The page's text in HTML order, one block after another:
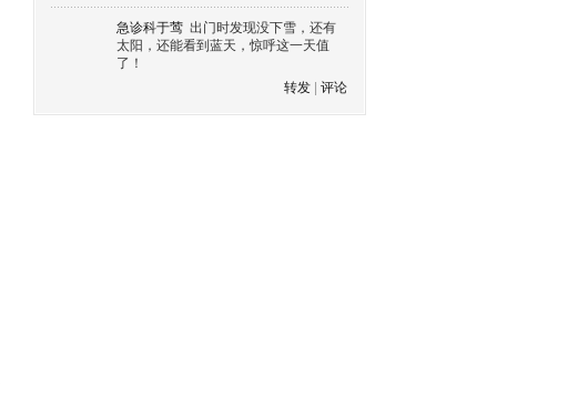
急诊科于莺 出门时发现没下雪，还有
太阳，还能看到蓝天，惊呼这一天值
了！
转发
评论